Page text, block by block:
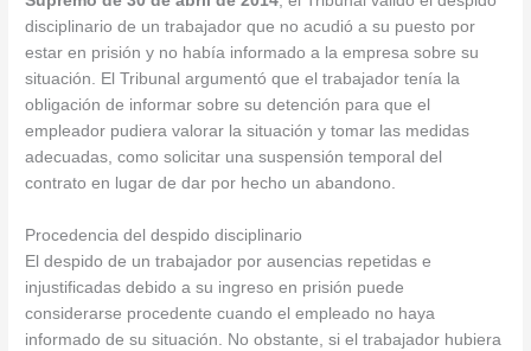
disciplinario de un trabajador que no acudió a su puesto por
estar en prisión y no había informado a la empresa sobre su
situación. El Tribunal argumentó que el trabajador tenía la
obligación de informar sobre su detención para que el
empleador pudiera valorar la situación y tomar las medidas
adecuadas, como solicitar una suspensión temporal del
contrato en lugar de dar por hecho un abandono.
Procedencia del despido disciplinario
El despido de un trabajador por ausencias repetidas e
injustificadas debido a su ingreso en prisión puede
considerarse procedente cuando el empleado no haya
informado de su situación. No obstante, si el trabajador hubiera